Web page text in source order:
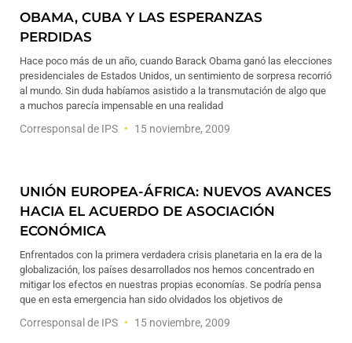
OBAMA, CUBA Y LAS ESPERANZAS
PERDIDAS
Hace poco más de un año, cuando Barack Obama ganó las elecciones
presidenciales de Estados Unidos, un sentimiento de sorpresa recorrió
al mundo. Sin duda habíamos asistido a la transmutación de algo que
a muchos parecía impensable en una realidad
Corresponsal de IPS 15 noviembre, 2009
UNIÓN EUROPEA-ÁFRICA: NUEVOS AVANCES
HACIA EL ACUERDO DE ASOCIACIÓN
ECONÓMICA
Enfrentados con la primera verdadera crisis planetaria en la era de la
globalización, los países desarrollados nos hemos concentrado en
mitigar los efectos en nuestras propias economías. Se podría pensa
que en esta emergencia han sido olvidados los objetivos de
Corresponsal de IPS 15 noviembre, 2009